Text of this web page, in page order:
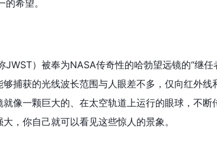
希望。
）被奉为NASA传奇性的哈勃望远镜的“继任
捕获的光线波长范围与人眼差不多，仅向红外线
像一颗巨大的、在太空轨道上运行的眼球，不断
，你自己就可以看见这些惊人的景象。